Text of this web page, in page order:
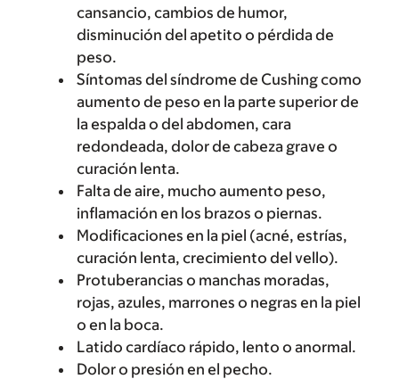
cansancio, cambios de humor,
disminución del apetito o pérdida de
peso.
Síntomas del síndrome de Cushing como
aumento de peso en la parte superior de
la espalda o del abdomen, cara
redondeada, dolor de cabeza grave o
curación lenta.
Falta de aire, mucho aumento peso,
inflamación en los brazos o piernas.
Modificaciones en la piel (acné, estrías,
curación lenta, crecimiento del vello).
Protuberancias o manchas moradas,
rojas, azules, marrones o negras en la piel
o en la boca.
Latido cardíaco rápido, lento o anormal.
Dolor o presión en el pecho.